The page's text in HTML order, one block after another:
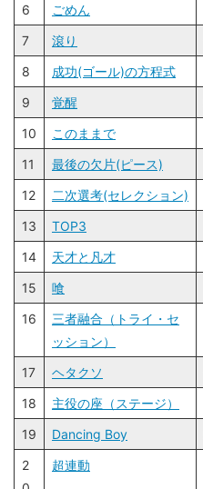
6
ごめん
7
滾り
8
成功(ゴール)の方程式
9
覚醒
10
このままで
11
最後の欠片(ピース)
12
二次選考(セレクション)
13
TOP3
14
天才と凡才
15
喰
16
三者融合（トライ・セ
ッション）
17 ヘタクソ
18
主役の座（ステージ）
19
Dancing Boy
2
超連動